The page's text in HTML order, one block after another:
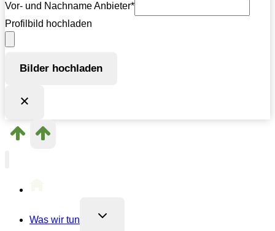
Vor- und Nachname Anbieter*
Profilbild hochladen
Bilder hochladen
Was wir tun
Untermenü